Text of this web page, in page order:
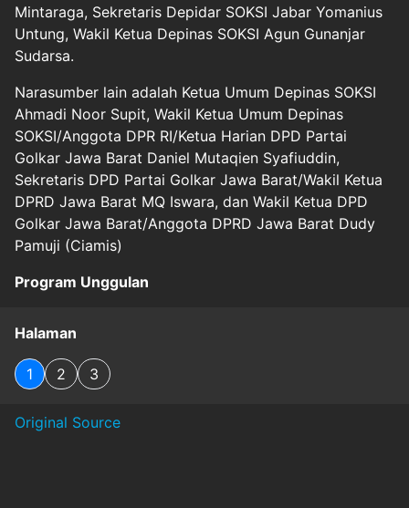
Mintaraga, Sekretaris Depidar SOKSI Jabar Yomanius
Untung, Wakil Ketua Depinas SOKSI Agun Gunanjar
Sudarsa.
Narasumber lain adalah Ketua Umum Depinas SOKSI
Ahmadi Noor Supit, Wakil Ketua Umum Depinas
SOKSI/Anggota DPR RI/Ketua Harian DPD Partai
Golkar Jawa Barat Daniel Mutaqien Syafiuddin,
Sekretaris DPD Partai Golkar Jawa Barat/Wakil Ketua
DPRD Jawa Barat MQ Iswara, dan Wakil Ketua DPD
Golkar Jawa Barat/Anggota DPRD Jawa Barat Dudy
Pamuji (Ciamis)
Program Unggulan
Halaman
1 2 3
Original Source